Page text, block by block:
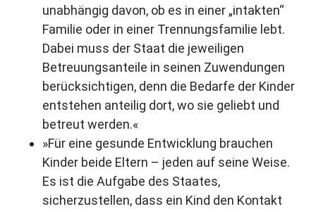
unabhängig davon, ob es in einer „intakten“
Familie oder in einer Trennungsfamilie lebt.
Dabei muss der Staat die jeweiligen
Betreuungsanteile in seinen Zuwendungen
berücksichtigen, denn die Bedarfe der Kinder
entstehen anteilig dort, wo sie geliebt und
betreut werden.«
»Für eine gesunde Entwicklung brauchen
Kinder beide Eltern – jeden auf seine Weise.
Es ist die Aufgabe des Staates,
sicherzustellen, dass ein Kind den Kontakt